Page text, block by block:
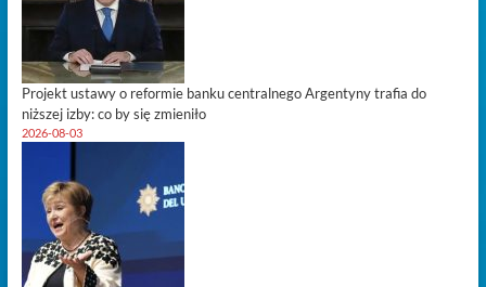
Projekt ustawy o reformie banku centralnego Argentyny trafia do
niższej izby: co by się zmieniło
2026-08-03